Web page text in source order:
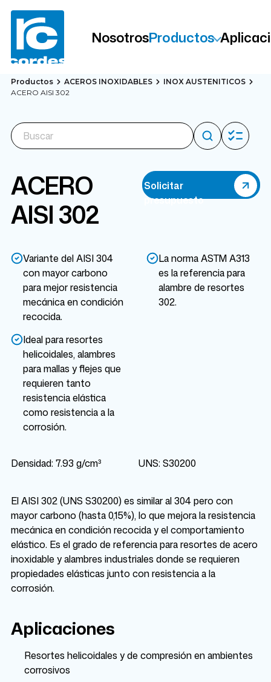
NosotrosProductos
Productos ACEROS INOXIDABLES
INOX AUSTENITICOS
ACERO AISI 302
ACERO
AISI 302
Variante del AISI 304
con mayor carbono
para mejor resistencia
mecánica en condición
recocida.
Ideal para resortes
helicoidales, alambres
para mallas y flejes que
requieren tanto
resistencia elástica
como resistencia a la
corrosión.
La norma ASTM A313
es la referencia para
alambre de resortes
302.
Densidad: 7.93 g/cm³ UNS: S30200
Solicitar
presupuesto
El AISI 302 (UNS S30200) es similar al 304 pero con
mayor carbono (hasta 0,15%), lo que mejora la resistencia
mecánica en condición recocida y el comportamiento
elástico. Es el grado de referencia para resortes de acero
inoxidable y alambres industriales donde se requieren
propiedades elásticas junto con resistencia a la
corrosión.
Aplicaciones
Resortes helicoidales y de compresión en ambientes
corrosivos